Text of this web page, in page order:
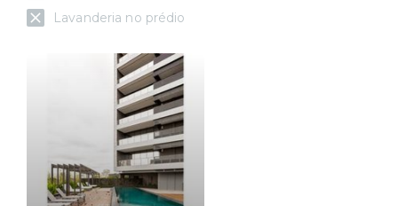
Lavanderia no prédio